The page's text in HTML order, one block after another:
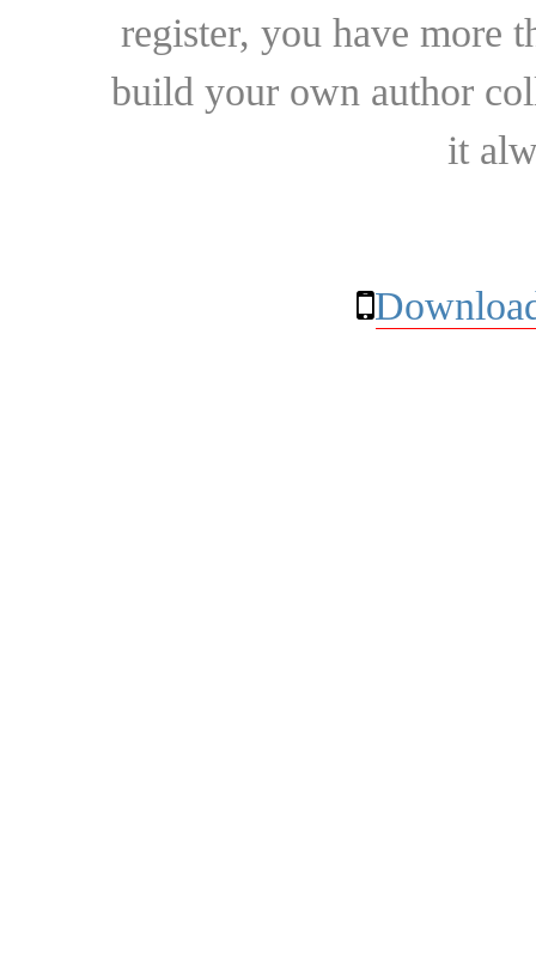
register, you have more
build your own author
it